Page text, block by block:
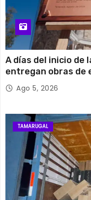
A días del inicio de
entregan obras de
su histórico
Ago 5, 2026
TAMARUGAL